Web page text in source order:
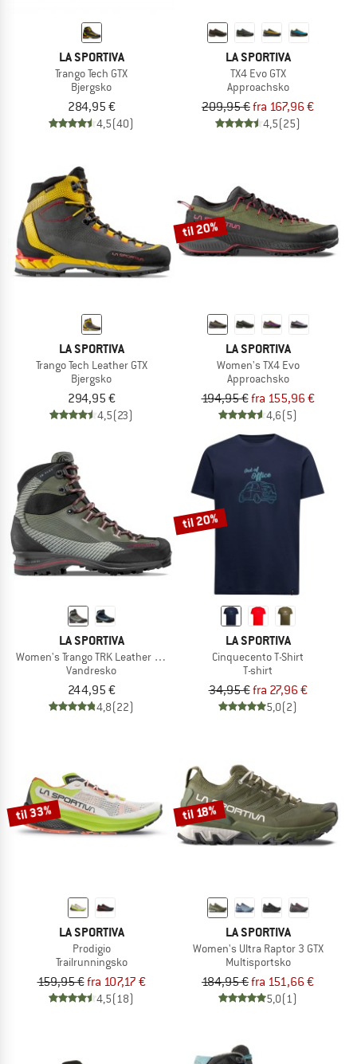
LA SPORTIVA
Trango Tech GTX
Bjergsko
284,95 €
4,5(40)
LA SPORTIVA
TX4 Evo GTX
Approachsko
209,95 €fra 167,96 €
4,5(25)
LA SPORTIVA
Trango Tech Leather GTX
Bjergsko
294,95 €
4,5(23)
til 20%
LA SPORTIVA
Women's TX4 Evo
Approachsko
194,95 €fra 155,96 €
4,6(5)
LA SPORTIVA
Women's Trango TRK Leather GTX
Vandresko
244,95 €
4,8(22)
til 20%
LA SPORTIVA
Cinquecento T-Shirt
T-shirt
34,95 €fra 27,96 €
5,0(2)
til 33%
LA SPORTIVA
Prodigio
Trailrunningsko
159,95 €fra 107,17 €
4,5(18)
til 18%
LA SPORTIVA
Women's Ultra Raptor 3 GTX
Multisportsko
184,95 €fra 151,66 €
5,0(1)